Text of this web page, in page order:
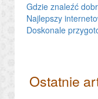
Gdzie znaleźć
Najlepszy
Doskonale
Ostatnie